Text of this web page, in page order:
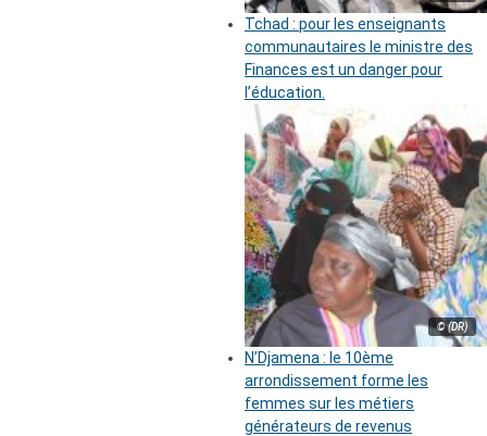
Tchad : pour les enseignants
communautaires le ministre des
Finances est un danger pour
l’éducation.
© (DR)
N’Djamena : le 10ème
arrondissement forme les
femmes sur les métiers
générateurs de revenus